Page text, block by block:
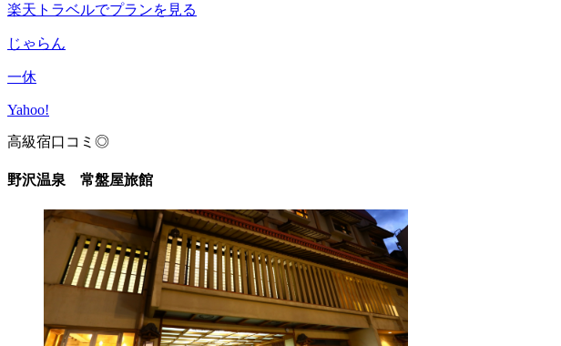
楽天トラベルでプランを見る
じゃらん
一休
Yahoo!
高級宿口コミ◎
野沢温泉 常盤屋旅館